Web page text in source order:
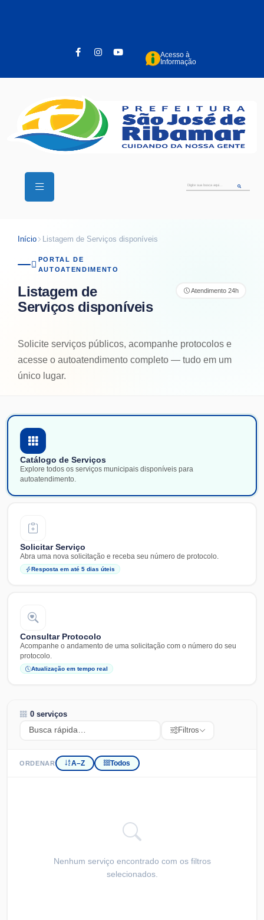
Acesso à
Informação
Início Listagem de Serviços disponíveis
PORTAL DE
AUTOATENDIMENTO
Listagem de
Serviços disponíveis
Atendimento 24h
Solicite serviços públicos, acompanhe protocolos e
acesse o autoatendimento completo — tudo em um
único lugar.
Catálogo de Serviços
Explore todos os serviços municipais disponíveis para
autoatendimento.
Solicitar Serviço
Abra uma nova solicitação e receba seu número de protocolo.
Resposta em até 5 dias úteis
Consultar Protocolo
Acompanhe o andamento de uma solicitação com o número do seu
protocolo.
Atualização em tempo real
0 serviços
Filtros
ORDENAR A–Z Todos
Nenhum serviço encontrado com os filtros
selecionados.